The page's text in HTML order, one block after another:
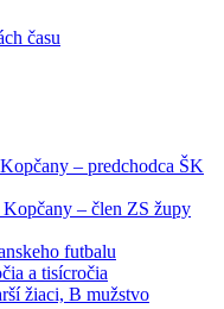
času
– predchodca ŠK
– člen ZS župy
futbalu
a tisícročia
žiaci, B mužstvo